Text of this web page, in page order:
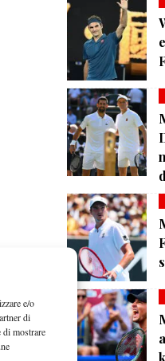
e/o
di
di mostrare